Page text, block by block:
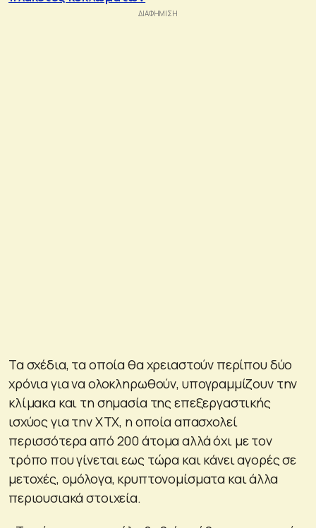
Τα σχέδια, τα οποία θα χρειαστούν περίπου δύο
χρόνια για να ολοκληρωθούν, υπογραμμίζουν την
κλίμακα και τη σημασία της επεξεργαστικής
ισχύος για την XTX, η οποία απασχολεί
περισσότερα από 200 άτομα αλλά όχι με τον
τρόπο που γίνεται εως τώρα και κάνει αγορές σε
μετοχές, ομόλογα, κρυπτονομίσματα και άλλα
περιουσιακά στοιχεία.